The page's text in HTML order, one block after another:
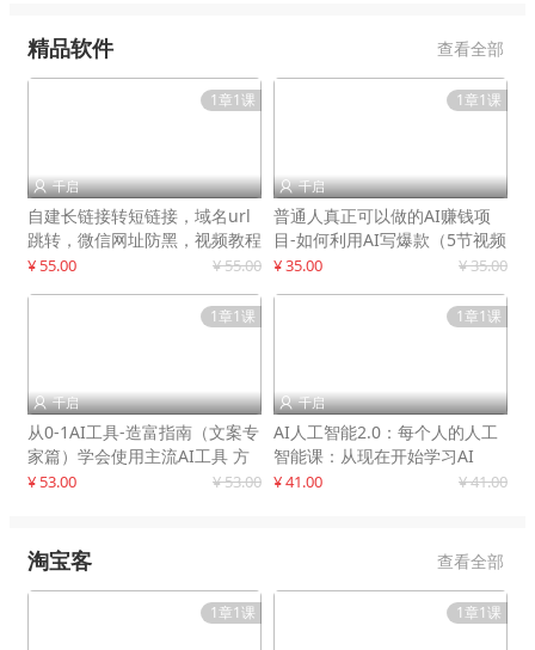
精品软件 查看全部
1章1课
 千启
自建长链接转短链接，域名url
跳转，微信网址防黑，视频教程
手把手教你
¥ 55.00 ¥ 55.00
1章1课
 千启
普通人真正可以做的AI赚钱项
目-如何利用AI写爆款（5节视频
课）
¥ 35.00 ¥ 35.00
1章1课
 千启
从0-1AI工具-造富指南（文案专
家篇）学会使用主流AI工具 方
法和心法的融合
¥ 53.00 ¥ 53.00
1章1课
 千启
AI人工智能2.0：每个人的人工
智能课：从现在开始学习AI
¥ 41.00 ¥ 41.00
淘宝客 查看全部
1章1课 1章1课